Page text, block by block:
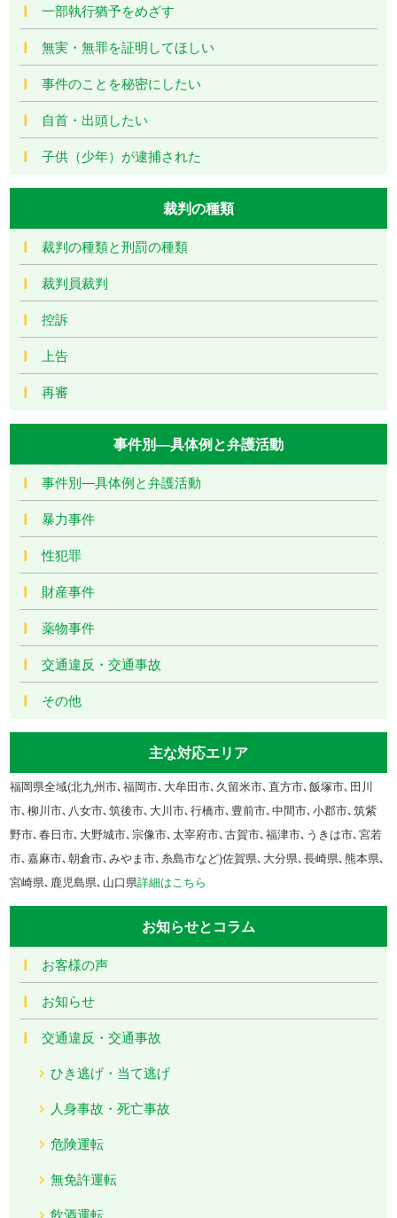
一部執行猶予をめざす
無実・無罪を証明してほしい
事件のことを秘密にしたい
自首・出頭したい
子供（少年）が逮捕された
裁判の種類
裁判の種類と刑罰の種類
裁判員裁判
控訴
上告
再審
事件別―具体例と弁護活動
事件別―具体例と弁護活動
暴力事件
性犯罪
財産事件
薬物事件
交通違反・交通事故
その他
主な対応エリア
福岡県全域(北九州市､福岡市､大牟田市､久留米市､直方市､飯塚市､田川
市､柳川市､八女市､筑後市､大川市､行橋市､豊前市､中間市､小郡市､筑紫
野市､春日市､大野城市､宗像市､太宰府市､古賀市､福津市､うきは市､宮若
市､嘉麻市､朝倉市､みやま市､糸島市など)佐賀県､大分県､長崎県､熊本県､
宮崎県､鹿児島県､山口県詳細はこちら
お知らせとコラム
お客様の声
お知らせ
交通違反・交通事故
ひき逃げ・当て逃げ
人身事故・死亡事故
危険運転
無免許運転